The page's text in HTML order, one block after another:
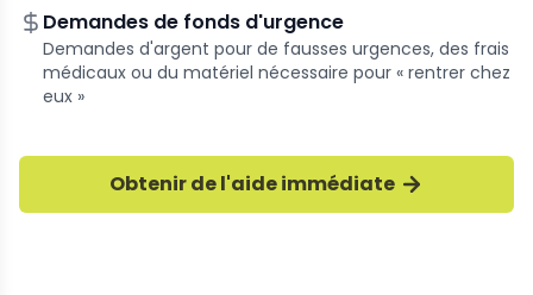
Demandes de fonds d'urgence
Demandes d'argent pour de fausses urgences, des frais
médicaux ou du matériel nécessaire pour « rentrer chez
eux »
Obtenir de l'aide immédiate